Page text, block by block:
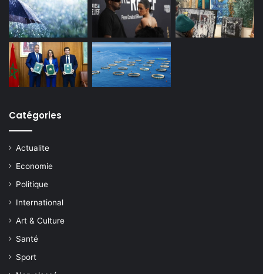
Catégories
Actualite
Economie
Politique
International
Art & Culture
Santé
Sport